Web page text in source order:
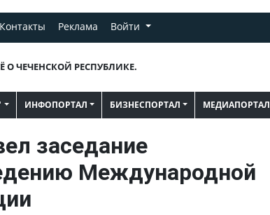
Контакты Реклама Войти
О ЧЕЧЕНСКОЙ РЕСПУБЛИКЕ.
ИНФОПОРТАЛ БИЗНЕСПОРТАЛ МЕДИАПОРТАЛ
заседание
Международной